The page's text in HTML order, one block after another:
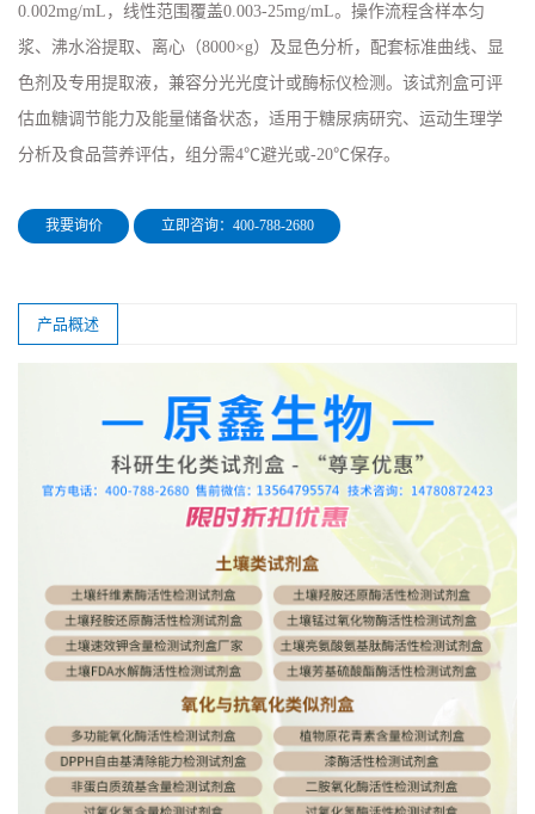
0.002mg/mL，线性范围覆盖0.003-25mg/mL。操作流程含样本匀
浆、沸水浴提取、离心（8000×g）及显色分析，配套标准曲线、显
色剂及专用提取液，兼容分光光度计或酶标仪检测。该试剂盒可评
估血糖调节能力及能量储备状态，适用于糖尿病研究、运动生理学
分析及食品营养评估，组分需4℃避光或-20℃保存。
我要询价 立即咨询：400-788-2680
产品概述